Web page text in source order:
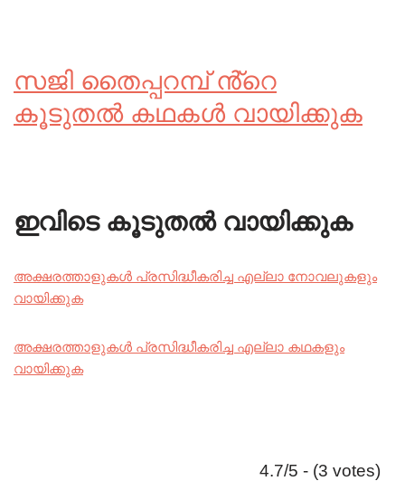
സജി തൈപ്പറമ്പ് ൻ്റെ
കൂടുതൽ കഥകൾ വായിക്കുക
ഇവിടെ കൂടുതൽ വായിക്കുക
അക്ഷരത്താളുകൾ പ്രസിദ്ധീകരിച്ച എല്ലാ നോവലുകളും
വായിക്കുക
അക്ഷരത്താളുകൾ പ്രസിദ്ധീകരിച്ച എല്ലാ കഥകളും
വായിക്കുക
4.7/5 - (3 votes)